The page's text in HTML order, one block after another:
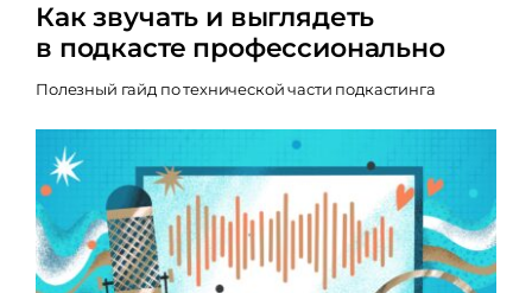
Как звучать и выглядеть
в подкасте профессионально
Полезный гайд по технической части подкастинга